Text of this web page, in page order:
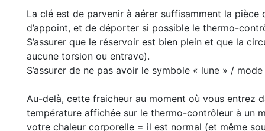
La clé est de parvenir à aérer suffisamment la
d’appoint, et de déporter si possible le thermo-
S’assurer que le réservoir est bien plein et que la
aucune torsion ou entrave).
S’assurer de ne pas avoir le symbole « lune » /
Au-delà, cette fraicheur au moment où vous entrez
température affichée sur le thermo-contrôleur à un
votre chaleur corporelle = il est normal (et même